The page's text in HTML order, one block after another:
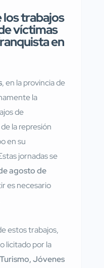
los trabajos
víctimas
en
, en la provincia de
la
de
la represión
en su
jornadas se
agosto de
es necesario
estos trabajos,
licitado por la
Jóvenes